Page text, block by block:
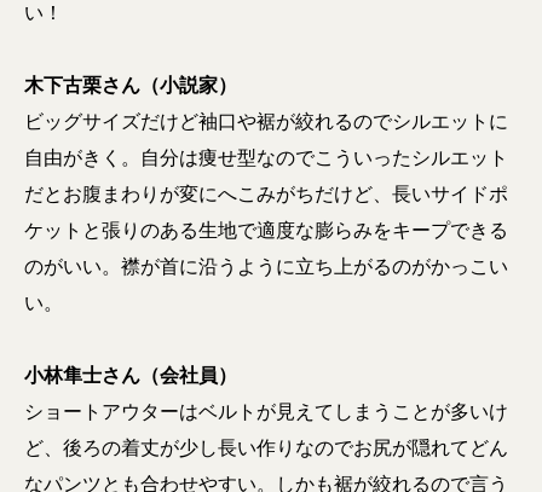
い！
木下古栗さん（小説家）
ビッグサイズだけど袖口や裾が絞れるのでシルエットに
自由がきく。自分は痩せ型なのでこういったシルエット
だとお腹まわりが変にへこみがちだけど、長いサイドポ
ケットと張りのある生地で適度な膨らみをキープできる
のがいい。襟が首に沿うように立ち上がるのがかっこい
い。
小林隼士さん（会社員）
ショートアウターはベルトが見えてしまうことが多いけ
ど、後ろの着丈が少し長い作りなのでお尻が隠れてどん
なパンツとも合わせやすい。しかも裾が絞れるので言う